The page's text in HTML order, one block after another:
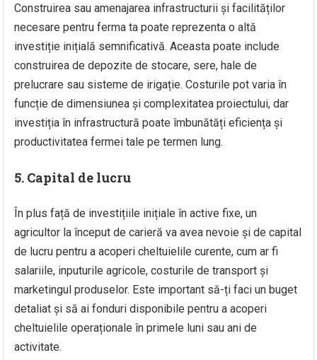
Construirea sau amenajarea infrastructurii și facilităților
necesare pentru ferma ta poate reprezenta o altă
investiție inițială semnificativă. Aceasta poate include
construirea de depozite de stocare, sere, hale de
prelucrare sau sisteme de irigație. Costurile pot varia în
funcție de dimensiunea și complexitatea proiectului, dar
investiția în infrastructură poate îmbunătăți eficiența și
productivitatea fermei tale pe termen lung.
5. Capital de lucru
În plus față de investițiile inițiale în active fixe, un
agricultor la început de carieră va avea nevoie și de capital
de lucru pentru a acoperi cheltuielile curente, cum ar fi
salariile, inputurile agricole, costurile de transport și
marketingul produselor. Este important să-ți faci un buget
detaliat și să ai fonduri disponibile pentru a acoperi
cheltuielile operaționale în primele luni sau ani de
activitate.